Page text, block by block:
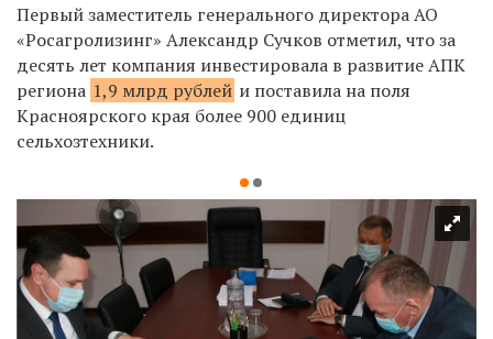
Первый заместитель генерального директора АО
«Росагролизинг» Александр Сучков отметил, что за
десять лет компания инвестировала в развитие АПК
региона 1,9 млрд рублей и поставила на поля
Красноярского края более 900 единиц
сельхозтехники.